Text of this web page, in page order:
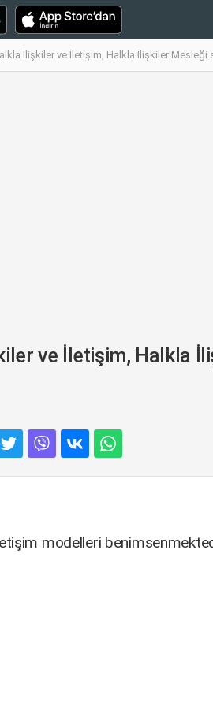
İlişkiler ve İletişim, Halkla İlişkiler Mesleği
ve İletişim, Halkla
modelleri